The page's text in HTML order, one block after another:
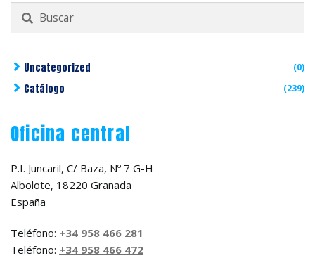
Buscar
por:
Uncategorized (0)
Catálogo (239)
Oficina central
P.I. Juncaril, C/ Baza, Nº 7 G-H
Albolote, 18220 Granada
España
Teléfono: +34 958 466 281
Teléfono: +34 958 466 472